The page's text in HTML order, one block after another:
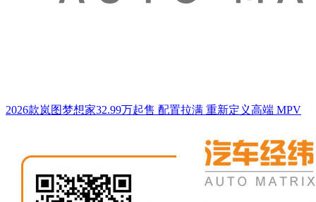
2026款岚图梦想家32.99万起售 配置拉满 重新定义高端 MPV